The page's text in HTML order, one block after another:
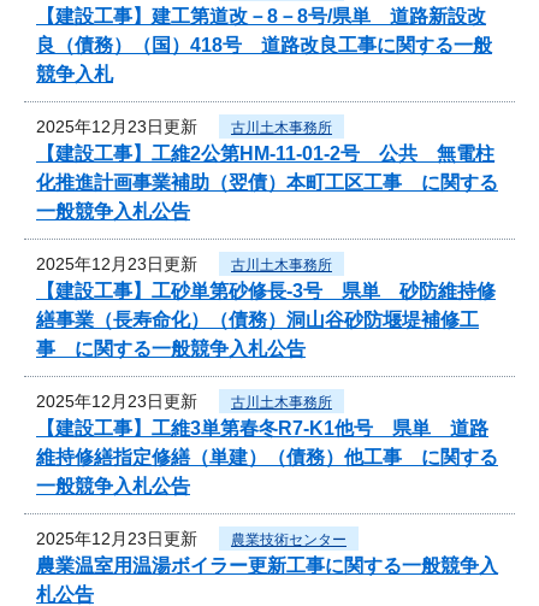
【建設工事】建工第道改－8－8号/県単 道路新設改
良（債務）（国）418号 道路改良工事に関する一般
競争入札
2025年12月23日更新 古川土木事務所
【建設工事】工維2公第HM-11-01-2号 公共 無電柱
化推進計画事業補助（翌債）本町工区工事 に関する
一般競争入札公告
2025年12月23日更新 古川土木事務所
【建設工事】工砂単第砂修長-3号 県単 砂防維持修
繕事業（長寿命化）（債務）洞山谷砂防堰堤補修工
事 に関する一般競争入札公告
2025年12月23日更新 古川土木事務所
【建設工事】工維3単第春冬R7-K1他号 県単 道路
維持修繕指定修繕（単建）（債務）他工事 に関する
一般競争入札公告
2025年12月23日更新 農業技術センター
農業温室用温湯ボイラー更新工事に関する一般競争入
札公告